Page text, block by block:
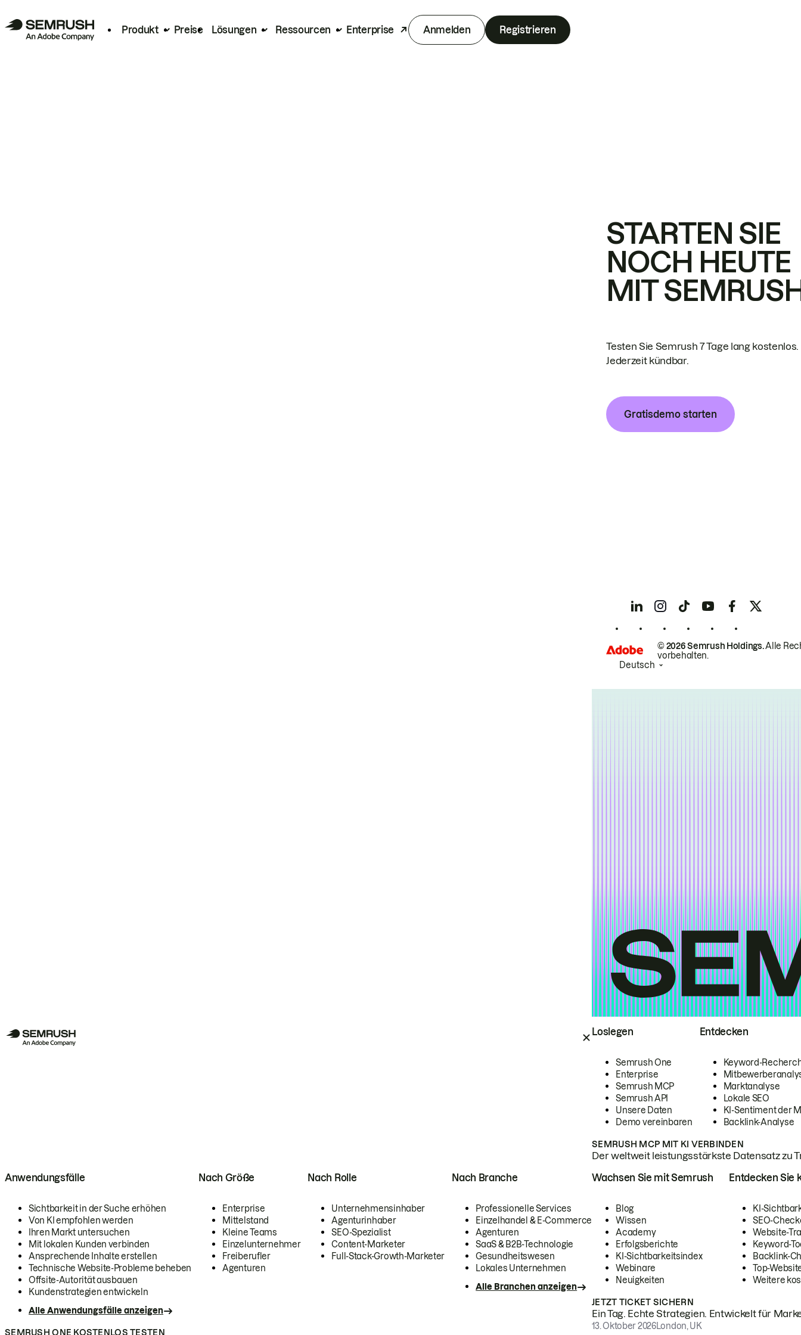
Produkt Preise Lösungen Ressourcen Enterprise Anmelden Registrieren
Loslegen
Semrush One
Enterprise
Semrush MCP
Semrush API
Unsere Daten
Demo vereinbaren
Entdecken
Keyword-
Marktanalyse
Lokale SEO
KI-Sentiment der
Backlink-Analyse
SEMRUSH MCP MIT KI VERBINDEN
Der weltweit leistungsstärkste Datensatz zu
Anwendungsfälle
Sichtbarkeit in der Suche erhöhen
Von KI empfohlen werden
Ihren Markt untersuchen
Mit lokalen Kunden verbinden
Ansprechende Inhalte erstellen
Technische Website-Probleme beheben
Offsite-Autorität ausbauen
Kundenstrategien entwickeln
Alle Anwendungsfälle anzeigen
Nach Größe
Enterprise
Mittelstand
Kleine Teams
Einzelunternehmer
Freiberufler
Agenturen
Nach Rolle
Unternehmensinhaber
Agenturinhaber
SEO-Spezialist
Content-Marketer
Full-Stack-Growth-Marketer
Nach Branche
Professionelle Services
Einzelhandel & E-Commerce
Agenturen
SaaS & B2B-Technologie
Gesundheitswesen
Lokales Unternehmen
Alle Branchen anzeigen
SEMRUSH ONE KOSTENLOS TESTEN
Wachsen Sie mit Semrush
Blog
Wissen
Academy
Erfolgsberichte
KI-Sichtbarkeitsindex
Webinare
Neuigkeiten
Entdecken Sie
KI-
SEO-
Website-
Keyword-
Backlink-
Top-
Weitere
JETZT TICKET SICHERN
Ein Tag. Echte Strategien. Entwickelt für
13. Oktober 2026London, UK
STARTEN SIE
NOCH HEUTE
MIT
Testen Sie Semrush 7 Tage lang kostenlos.
Jederzeit kündbar.
Gratisdemo starten
© 2026 Semrush Holdings.Alle
vorbehalten.
Deutsch